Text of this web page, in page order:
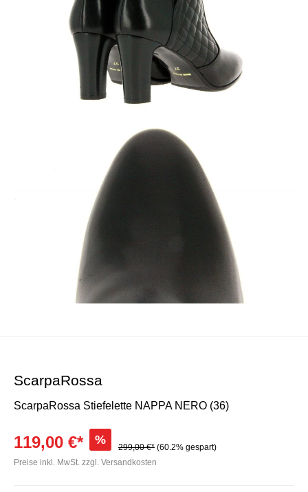
ScarpaRossa
ScarpaRossa Stiefelette NAPPA NERO (36)
119,00 €* %
299,00 €* (60.2% gespart)
Preise inkl. MwSt. zzgl. Versandkosten